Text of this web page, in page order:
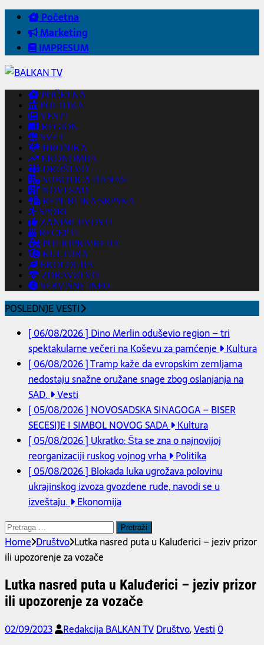
Početna
Marketing
IMPRESUM
POČETNA
POLITIKA
VESTI
REGION
SVET
HRONIKA
EKONOMIJA
DRUŠTVO
SUBOTICA DANAS
NOVI SAD
REPUBLIKA SRPSKA
SPORT
ZANIMLJIVOSTI
RECEPTI
POLJOPRIVREDA
KULTURA
EKOLOGIJA
ZDRAVSTVO
SERVISNE INFO
POSLEDNJE VESTI
[ 06/08/2026 ] Dino Merlin oduševio region – tri
spektakularne večeri na Koševu za pamćenje
Kultura
[ 06/08/2026 ]Tramp kaže da evropskim zemljama
nedostaju snažne oružane snage zbog oslanjanja na
SAD.
Vesti
[ 05/08/2026 ] NOVOSADSKA SINAGOGA – BISER
SECESIJE I SIMBOL NOVOG SADA
Kultura
[ 05/08/2026 ] Ukratko: Šta se zna o najnovijoj
reorganizaciji ruskog vojnog vrha
Politika
[ 05/08/2026 ] Blokada luka ugrožava polovinu
ukrajinskog izvoza gvozdene rude, navodi se u
izveštaju.
Ekonomija
Pretraga
za:
Home Društvo Lutka nasred puta u Kaluđerici – jeziv prizor
ili upozorenje za vozače
Lutka nasred puta u Kaluđerici – jeziv prizor
ili upozorenje za vozače
02/09/2023 Redakcija BALKAN TVDruštvo,Vesti 0